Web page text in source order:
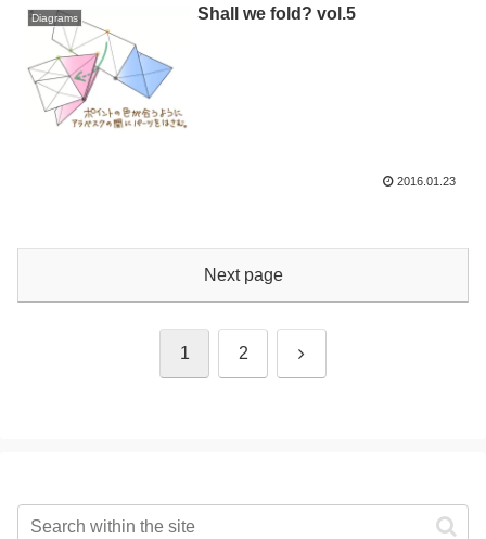
Diagrams Shall we fold? vol.5
2016.01.23
Next page
1 2 Next